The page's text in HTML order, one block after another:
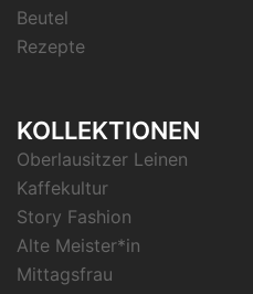
Beutel
Rezepte
KOLLEKTIONEN
Oberlausitzer Leinen
Kaffekultur
Story Fashion
Alte Meister*in
Mittagsfrau